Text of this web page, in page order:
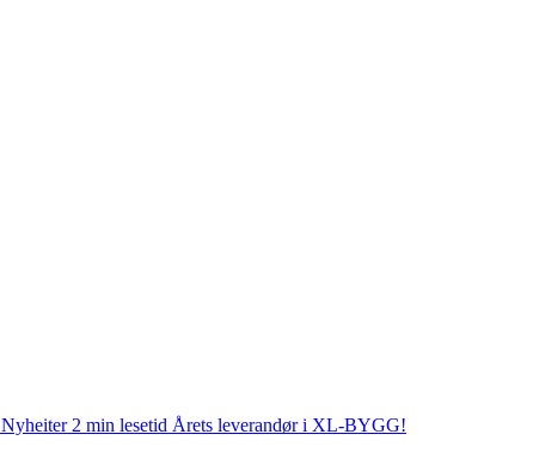
Nyheiter 2 min lesetid Årets leverandør i XL-BYGG!